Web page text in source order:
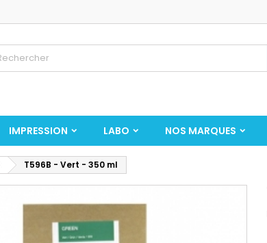
IMPRESSION LABO NOS MARQUES
T596B - Vert - 350 ml